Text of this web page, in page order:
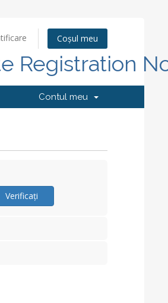
Coșul meu
Registration
Contul meu
Verificați